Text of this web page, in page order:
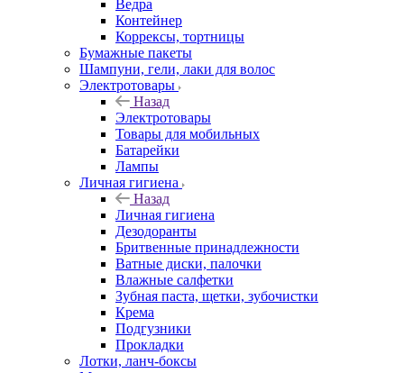
Ведра
Контейнер
Коррексы, тортницы
Бумажные пакеты
Шампуни, гели, лаки для волос
Электротовары
Назад
Электротовары
Товары для мобильных
Батарейки
Лампы
Личная гигиена
Назад
Личная гигиена
Дезодоранты
Бритвенные принадлежности
Ватные диски, палочки
Влажные салфетки
Зубная паста, щетки, зубочистки
Крема
Подгузники
Прокладки
Лотки, ланч-боксы